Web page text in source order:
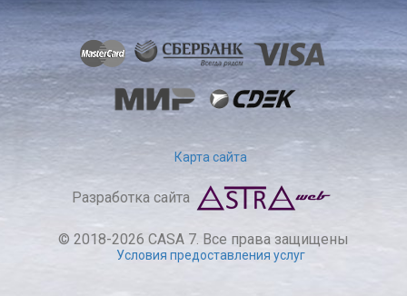
Карта сайта
Разработка сайта
© 2018-2026 CASA 7. Все права защищены
Условия предоставления услуг